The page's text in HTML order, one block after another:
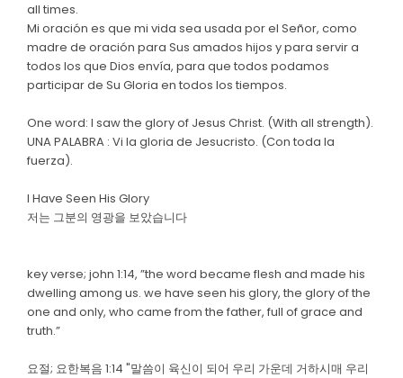
all times.
Mi oración es que mi vida sea usada por el Señor, como
madre de oración para Sus amados hijos y para servir a
todos los que Dios envía, para que todos podamos
participar de Su Gloria en todos los tiempos.
One word: I saw the glory of Jesus Christ. (With all strength).
UNA PALABRA : Vi la gloria de Jesucristo. (Con toda la
fuerza).
I Have Seen His Glory
저는 그분의 영광을 보았습니다
key verse; john 1:14, ”the word became flesh and made his
dwelling among us. we have seen his glory, the glory of the
one and only, who came from the father, full of grace and
truth.”
요절; 요한복음 1:14 "말씀이 육신이 되어 우리 가운데 거하시매 우리